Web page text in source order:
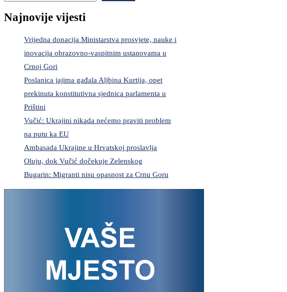
Najnovije vijesti
Vrijedna donacija Ministarstva prosvjete, nauke i
inovacija obrazovno-vaspitnim ustanovama u
Crnoj Gori
Poslanica jajima gađala Aljbina Kurtija, opet
prekinuta konstitutivna sjednica parlamenta u
Prištini
Vučić: Ukrajini nikada nećemo praviti problem
na putu ka EU
Ambasada Ukrajine u Hrvatskoj proslavlja
Oluju, dok Vučić dočekuje Zelenskog
Bugarin: Migranti nisu opasnost za Crnu Goru